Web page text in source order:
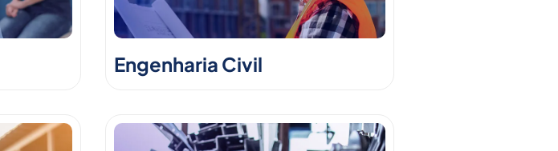
Engenharia Civil